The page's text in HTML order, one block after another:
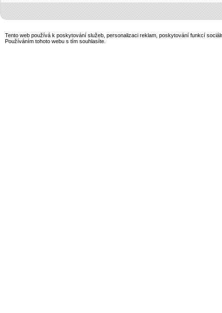
Tento web používá k poskytování služeb, personalizaci reklam, poskytování funkcí
Používáním tohoto webu s tím souhlasíte.